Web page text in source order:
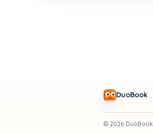
DuoBook
© 2026 DuoBook.